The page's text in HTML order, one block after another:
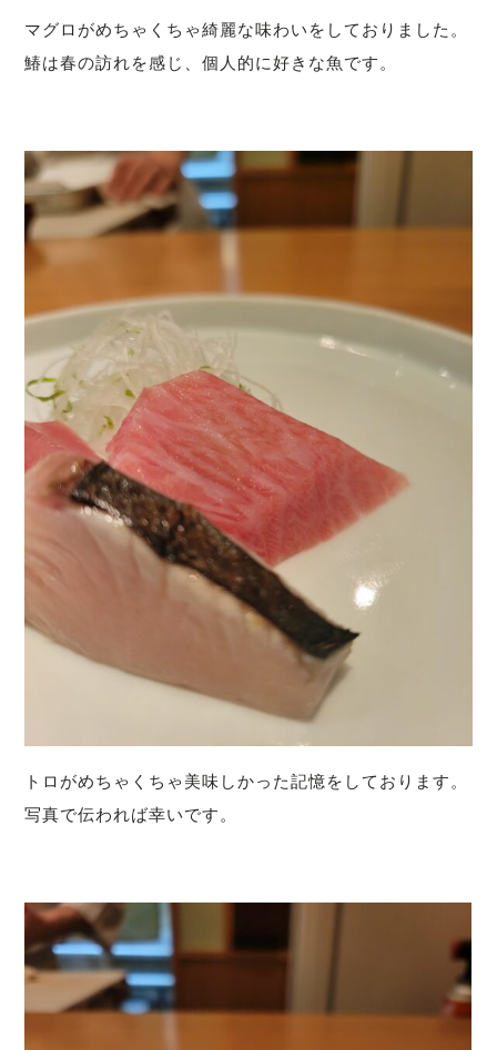
マグロがめちゃくちゃ綺麗な味わいをしておりました。
鰆は春の訪れを感じ、個人的に好きな魚です。
トロがめちゃくちゃ美味しかった記憶をしております。
写真で伝われば幸いです。